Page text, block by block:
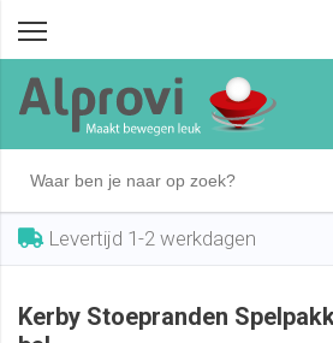
Levertijd 1-2 werkdagen
Kerby Stoepranden
€ 199,00